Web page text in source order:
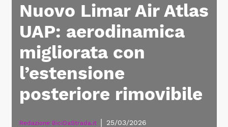
Nuovo Limar Air Atlas
UAP: aerodinamica
migliorata con
l’estensione
posteriore rimovibile
Redazione BiciDaStrada.it 25/03/2026